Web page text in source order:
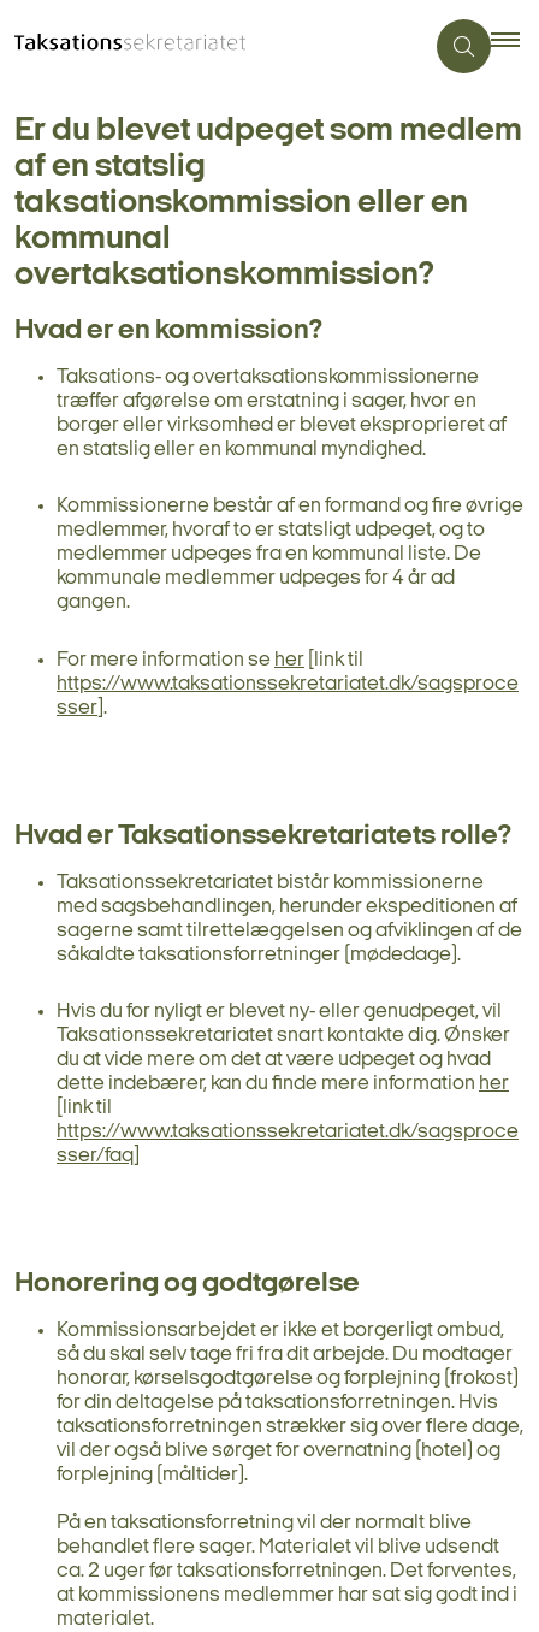
Er du blevet udpeget som medlem
af en statslig
taksationskommission eller en
kommunal
overtaksationskommission?
Hvad er en kommission?
Taksations- og overtaksationskommissionerne
træffer afgørelse om erstatning i sager, hvor en
borger eller virksomhed er blevet eksproprieret af
en statslig eller en kommunal myndighed.
Kommissionerne består af en formand og fire øvrige
medlemmer, hvoraf to er statsligt udpeget, og to
medlemmer udpeges fra en kommunal liste. De
kommunale medlemmer udpeges for 4 år ad
gangen.
For mere information se her [link til
https://www.taksationssekretariatet.dk/sagsproce
sser ].
Hvad er Taksationssekretariatets rolle?
Taksationssekretariatet bistår kommissionerne
med sagsbehandlingen, herunder ekspeditionen af
sagerne samt tilrettelæggelsen og afviklingen af de
såkaldte taksationsforretninger (mødedage).
Hvis du for nyligt er blevet ny- eller genudpeget, vil
Taksationssekretariatet snart kontakte dig. Ønsker
du at vide mere om det at være udpeget og hvad
dette indebærer, kan du finde mere information her
[link til
https://www.taksationssekretariatet.dk/sagsproce
sser/faq
Honorering og godtgørelse
Kommissionsarbejdet er ikke et borgerligt ombud,
så du skal selv tage fri fra dit arbejde. Du modtager
honorar, kørselsgodtgørelse og forplejning (frokost)
for din deltagelse på taksationsforretningen. Hvis
taksationsforretningen strækker sig over flere dage,
vil der også blive sørget for overnatning (hotel) og
forplejning (måltider).
På en taksationsforretning vil der normalt blive
behandlet flere sager. Materialet vil blive udsendt
ca. 2 uger før taksationsforretningen. Det forventes,
at kommissionens medlemmer har sat sig godt ind i
materialet.